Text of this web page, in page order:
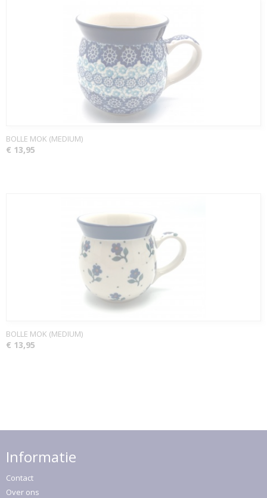
BOLLE MOK (MEDIUM)
€ 13,95
BOLLE MOK (MEDIUM)
€ 13,95
Informatie
Contact
Over ons